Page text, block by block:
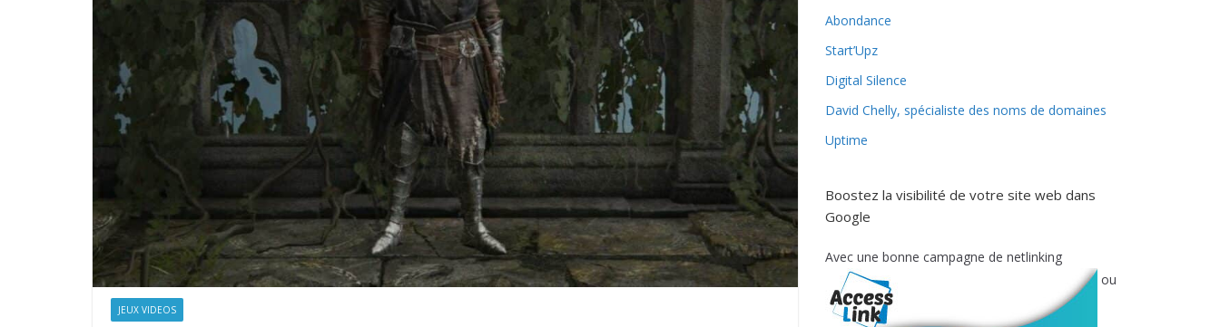
JEUX VIDEOS
Abondance
Start’Upz
Digital Silence
David Chelly, spécialiste des noms de domaines
Uptime
Boostez la visibilité de votre site web dans
Google
Avec une bonne campagne de netlinking
ou